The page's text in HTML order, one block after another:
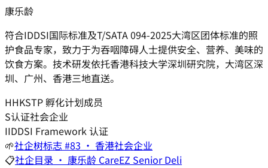
康乐龄
符合IDDSI国际标准及T/SATA 094-2025大湾区团体标准的照
护食品专家，致力于为吞咽障碍人士提供安全、营养、美味的
饮食方案。技术研发依托香港科技大学深圳研究院，大湾区深
圳、广州、香港三地直送。
HHKSTP 孵化计划成员
S认证社会企业
IIDDSI Framework 认证
🌱社企树标志 #83 · 香港社会企业
📋社企目录 · 康乐龄 CareEZ Senior Deli